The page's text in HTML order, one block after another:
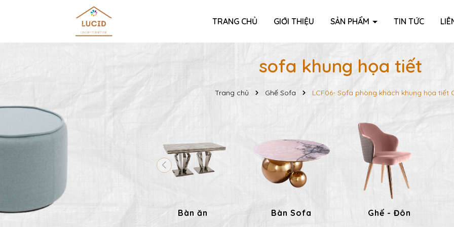
TRANG CHỦ GIỚI THIỆU SẢN PHẨM TIN TỨC
sofa khung họa tiết
Trang chủ Ghế Sofa LCF06- Sofa phòng khách khung họa tiết
Bàn ăn Bàn Sofa Ghế - Đôn